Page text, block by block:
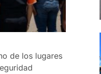
de los lugares